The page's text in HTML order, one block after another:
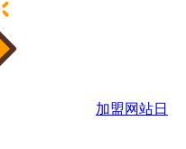
加盟网站日